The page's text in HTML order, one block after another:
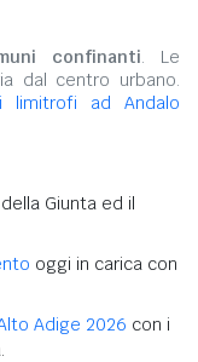
confinanti. Le
dal centro urbano.
limitrofi ad Andalo
Giunta ed il
oggi in carica con
Adige 2026 con i